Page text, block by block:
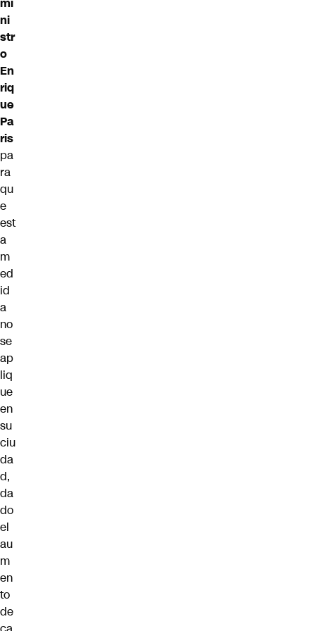
ni
str
o
En
riq
ue
Pa
ris
pa
ra
qu
e
est
a
m
ed
id
a
no
se
ap
liq
ue
en
su
ciu
da
d,
da
do
el
au
m
en
to
de